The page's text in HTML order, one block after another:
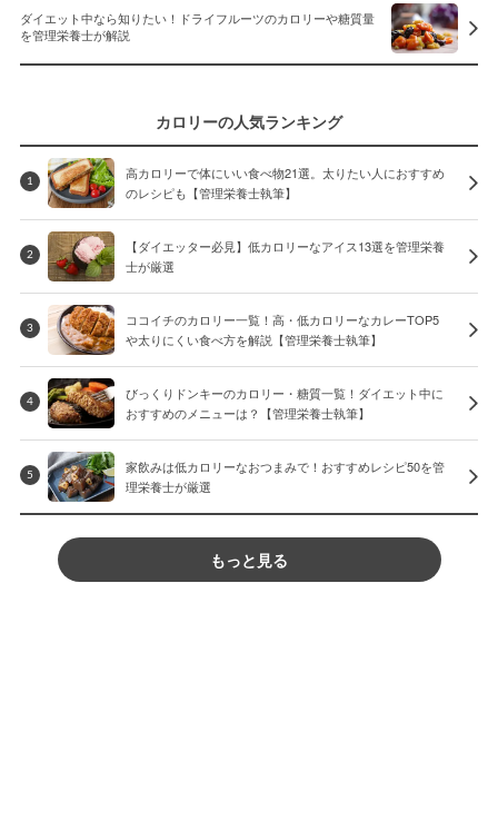
ダイエット中なら知りたい！ドライフルーツのカロリーや糖質量
を管理栄養士が解説
カロリーの人気ランキング
1
高カロリーで体にいい食べ物21選。太りたい人におすすめ
のレシピも【管理栄養士執筆】
2
【ダイエッター必見】低カロリーなアイス13選を管理栄養
士が厳選
3
ココイチのカロリー一覧！高・低カロリーなカレーTOP5
や太りにくい食べ方を解説【管理栄養士執筆】
4
びっくりドンキーのカロリー・糖質一覧！ダイエット中に
おすすめのメニューは？【管理栄養士執筆】
5
家飲みは低カロリーなおつまみで！おすすめレシピ50を管
理栄養士が厳選
もっと見る